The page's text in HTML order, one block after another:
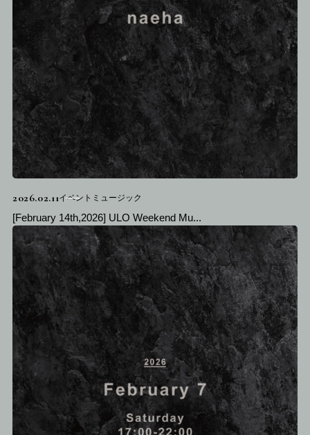
2026.02.11イベントミュージック
[February 14th,2026] ULO Weekend Mu...